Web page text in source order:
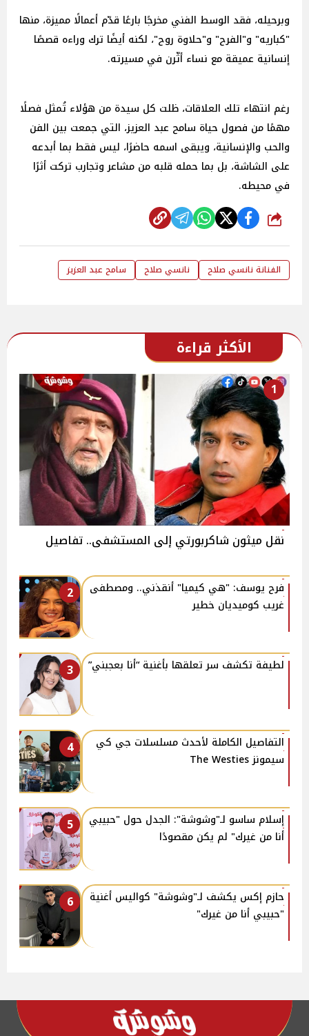
وبرحيله، فقد الوسط الفني مخرجًا بارعًا قدّم أعمالًا مميزة، منها
"كباريه" و"الفرح" و"حلاوة روح"، لكنه أيضًا ترك وراءه قصصًا
إنسانية عميقة مع نساء أثّرن في مسيرته.
رغم انتهاء تلك العلاقات، ظلت كل سيدة من هؤلاء تُمثل فصلًا
مهمًا من فصول حياة سامح عبد العزيز، التي جمعت بين الفن
والحب والإنسانية، ويبقى اسمه حاضرًا، ليس فقط بما أبدعه
على الشاشة، بل بما حمله قلبه من مشاعر وتجارب تركت أثرًا
في محيطه.
شارك
الفنانة نانسي صلاح نانسي صلاح سامح عبد العزيز
الأكثر قراءة
1
نقل ميثون شاكربورتي إلى المستشفى.. تفاصيل
2
فرح يوسف: "هي كيميا" أنقذني.. ومصطفى
غريب كوميديان خطير
3 لطيفة تكشف سر تعلقها بأغنية “أنا بعجبني”
4
التفاصيل الكاملة لأحدث مسلسلات جي كي
سيمونز The Westies
5
إسلام ساسو لـ"وشوشة": الجدل حول "حبيبي
أنا من غيرك" لم يكن مقصودًا
6
حازم إكس يكشف لـ"وشوشة" كواليس أغنية
"حبيبي أنا من غيرك"